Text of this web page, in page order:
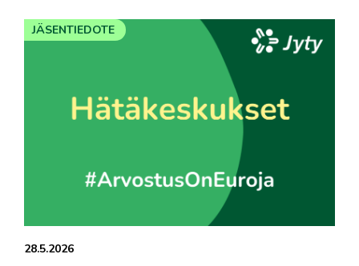
28.5.2026
JÄSENTIEDOTE